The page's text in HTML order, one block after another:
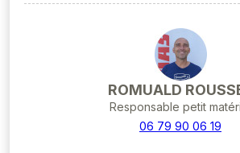
ROMUALD
Responsable petit
06 79 90 06 19